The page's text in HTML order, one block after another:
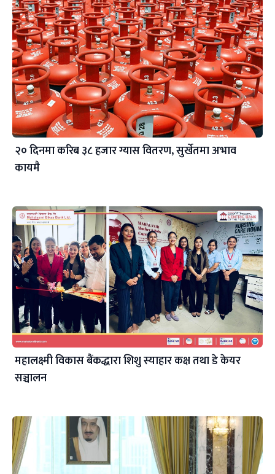
२० दिनमा करिब ३८ हजार ग्यास वितरण, सुर्खेतमा अभाव
कायमै
महालक्ष्मी विकास बैंकद्धारा शिशु स्याहार कक्ष तथा डे केयर
सञ्चालन